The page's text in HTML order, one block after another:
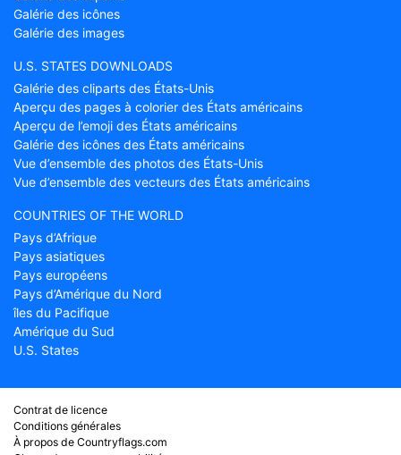
Galérie des icônes
Galérie des images
U.S. STATES DOWNLOADS
Galérie des cliparts des États-Unis
Aperçu des pages à colorier des États américains
Aperçu de l’emoji des États américains
Galérie des icônes des États américains
Vue d’ensemble des photos des États-Unis
Vue d’ensemble des vecteurs des États américains
COUNTRIES OF THE WORLD
Pays d’Afrique
Pays asiatiques
Pays européens
Pays d’Amérique du Nord
îles du Pacifique
Amérique du Sud
U.S. States
Contrat de licence
Conditions générales
À propos de Countryflags.com